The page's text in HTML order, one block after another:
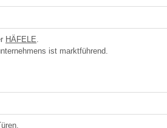
HÄFELE
ist marktführend.